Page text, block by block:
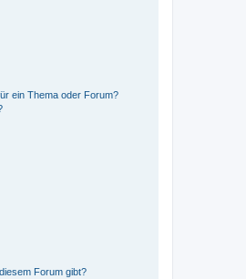
ein Thema oder Forum?
Forum gibt?